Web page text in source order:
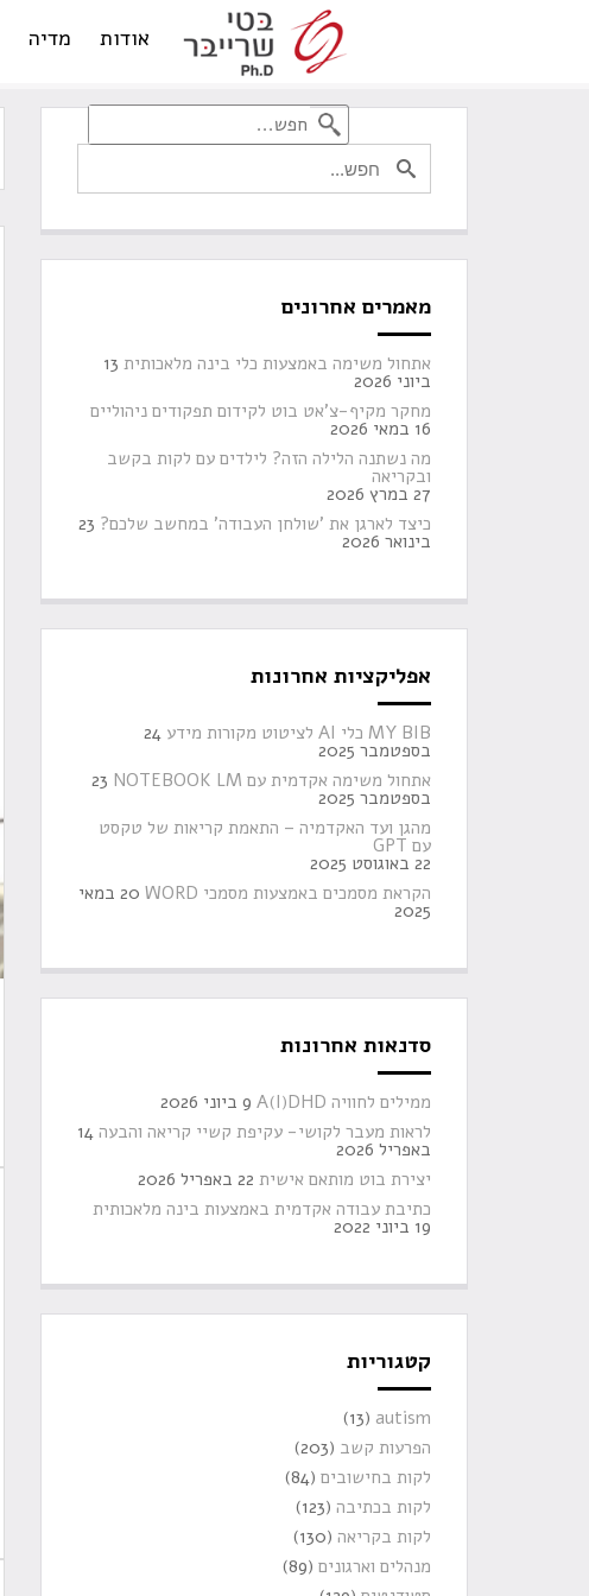
אודות מדיה
מאמרים אחרונים
אתחול משימה באמצעות כלי בינה מלאכותית 13
ביוני 2026
מחקר מקיף-צ'אט בוט לקידום תפקודים ניהוליים
16 במאי 2026
מה נשתנה הלילה הזה? לילדים עם לקות בקשב
ובקריאה
27 במרץ 2026
כיצד לארגן את 'שולחן העבודה' במחשב שלכם? 23
בינואר 2026
אפליקציות אחרונות
MY BIB כלי AI לציטוט מקורות מידע 24
בספטמבר 2025
אתחול משימה אקדמית עם NOTEBOOK LM
23
בספטמבר 2025
מהגן ועד האקדמיה – התאמת קריאות של טקסט
עם GPT
22 באוגוסט 2025
הקראת מסמכים באמצעות מסמכי WORD
20 במאי
2025
סדנאות אחרונות
ממילים לחוויה A(I)DHD
9 ביוני 2026
לראות מעבר לקושי- עקיפת קשיי קריאה והבעה 14
באפריל 2026
יצירת בוט מותאם אישית 22 באפריל 2026
כתיבת עבודה אקדמית באמצעות בינה מלאכותית
19 ביוני 2022
קטגוריות
autism
(13)
הפרעות קשב (203)
לקות בחישובים (84)
לקות בכתיבה (123)
לקות בקריאה (130)
מנהלים וארגונים (89)